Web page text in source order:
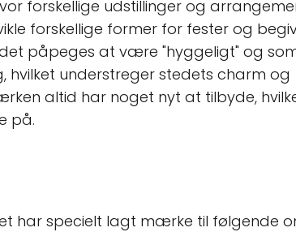
forskellige udstillinger og
forskellige former for fester og
påpeges at være "hyggeligt" og
hvilket understreger stedets charm og
altid har noget nyt at tilbyde,
på.
har specielt lagt mærke til følgende